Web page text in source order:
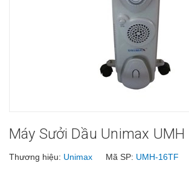
Máy Sưởi Dầu Unimax UMH
Thương hiệu: Unimax Mã SP: UMH-16TF